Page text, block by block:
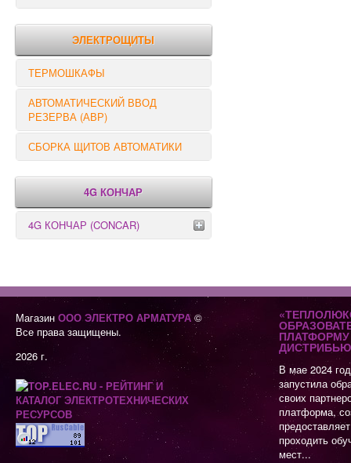
РЕЛЕ КОНТРОЛЯ
ЭЛЕКТРОЩИТЫ
ТЕРМОШКАФЫ
АВТОМАТИЧЕСКИЙ ВВОД
РЕЗЕРВА (АВР)
СБОРКА ЩИТОВ АВТОМАТИКИ
4G КОНЧАР
4G КОНЧАР (CONCAR)
Магазин ООО ЭЛЕКТРО АРМАТУРА©
Все права защищены.
2026 г.
В мае 2024
запустила
своих
платформа,
проходить
мест...